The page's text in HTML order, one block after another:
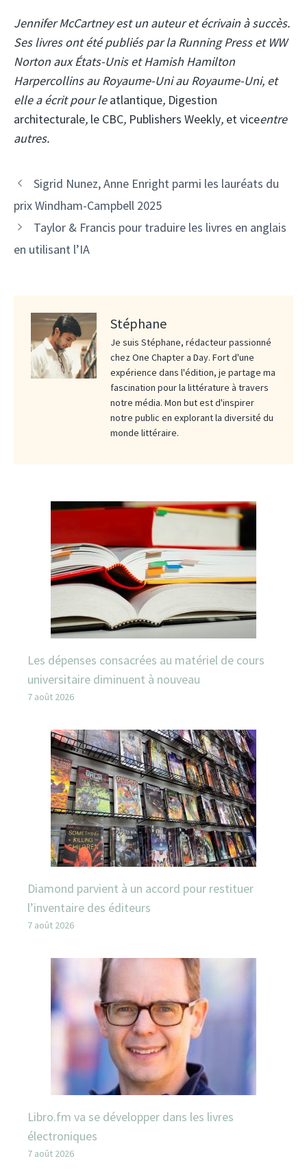
Jennifer McCartney est un auteur et écrivain à succès.
Ses livres ont été publiés par la Running Press et WW
Norton aux États-Unis etHamish Hamilton
Harpercollins au Royaume-Uni au Royaume-Uni, et
elle a écrit pour leatlantique, Digestion
architecturale, le CBC, Publishers Weekly, et viceentre
autres.
Sigrid Nunez, Anne Enright parmi les lauréats du
prix Windham-Campbell 2025
Taylor & Francis pour traduire les livres en anglais
en utilisant l’IA
Stéphane
Je suis Stéphane, rédacteur passionné
chez One Chapter a Day. Fort d'une
expérience dans l'édition, je partage ma
fascination pour la littérature à travers
notre média. Mon but est d'inspirer
notre public en explorant la diversité du
monde littéraire.
Les dépenses consacrées au matériel de cours
universitaire diminuent à nouveau
7 août 2026
Diamond parvient à un accord pour restituer
l’inventaire des éditeurs
7 août 2026
Libro.fm va se développer dans les livres
électroniques
7 août 2026